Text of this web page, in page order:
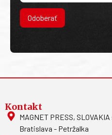
Odoberať
Kontakt
MAGNET PRESS,
Bratislava - Petržalka